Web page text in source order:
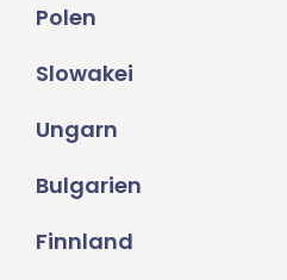
Polen
Slowakei
Ungarn
Bulgarien
Finnland